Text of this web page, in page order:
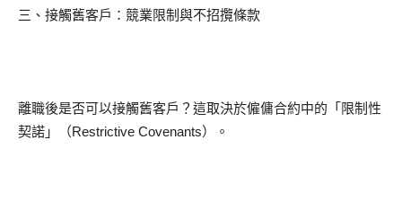
三、接觸舊客戶：競業限制與不招攬條款
離職後是否可以接觸舊客戶？這取決於僱傭合約中的「限制性
契諾」（Restrictive Covenants）。